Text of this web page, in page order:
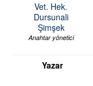
Vet. Hek.
Dursunali
Şimşek
Anahtar yönetici
Yazar